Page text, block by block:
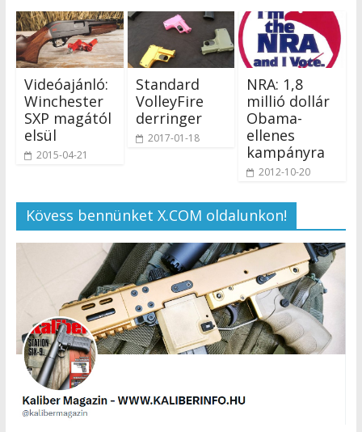
Videóajánló:
Winchester
SXP magától
elsül
2015-04-21
Standard
VolleyFire
derringer
2017-01-18
NRA: 1,8
millió dollár
Obama-
ellenes
kampányra
2012-10-20
Kövess bennünket X.COM oldalunkon!